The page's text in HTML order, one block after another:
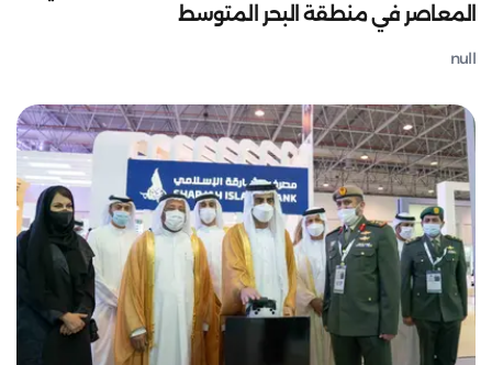
المعاصر في منطقة البحر المتوسط
null